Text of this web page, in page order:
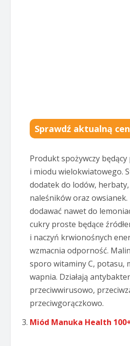
Sprawdź aktualną
Produkt spożywczy będący
i miodu wielokwiatowego.
dodatek do lodów,
naleśników oraz
dodawać nawet do
cukry proste będące
i naczyń krwionośnych
wzmacnia odporność.
sporo witaminy C, potasu,
wapnia. Działają
przeciwwirusowo,
przeciwgorączkowo.
Miód Manuka Health